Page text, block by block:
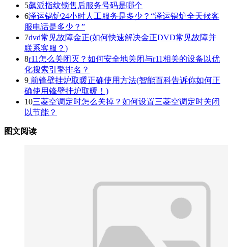
5飙派指纹锁售后服务号码是哪个
6泽运锅炉24小时人工服务是多少？“泽运锅炉全天候客
服电话是多少？”
7dvd常见故障金正(如何快速解决金正DVD常见故障并
联系客服？)
8r11怎么关闭灭？如何安全地关闭与r11相关的设备以优
化搜索引擎排名？
9 前锋壁挂炉取暖正确使用方法(智能百科告诉你如何正
确使用锋壁挂炉取暖！)
10三菱空调定时怎么关掉？如何设置三菱空调定时关闭
以节能？
图文阅读